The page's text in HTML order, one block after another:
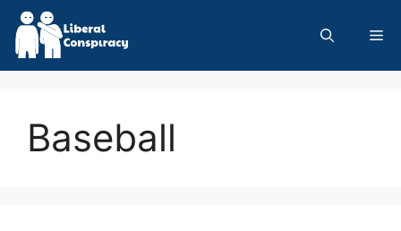
Skip
content
Baseball